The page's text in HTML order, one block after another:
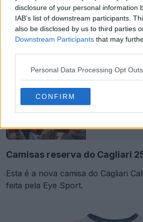
disclosure of your personal information
IAB’s list of downstream participants.
also be disclosed by us to third parties
Downstream Participants that may
Personal Data Processing Opt Outs
CONFIRM
Camisas reserva do Cagliari
Esta é a nova camisa do Cagliari
feita pela Eye Sport.